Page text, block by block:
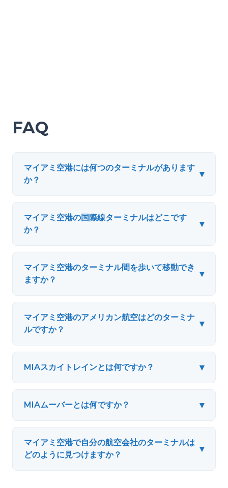
FAQ
マイアミ空港には何つのターミナルがあります
か？
▾
マイアミ空港の国際線ターミナルはどこです
か？
▾
マイアミ空港のターミナル間を歩いて移動でき
ますか？
▾
マイアミ空港のアメリカン航空はどのターミナ
ルですか？
▾
MIAスカイトレインとは何ですか？ ▾
MIAムーバーとは何ですか？ ▾
マイアミ空港で自分の航空会社のターミナルは
どのように見つけますか？
▾